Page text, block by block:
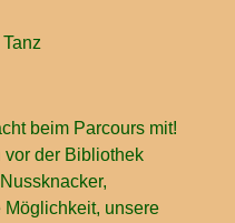
beim Parcours mit!
vor der Bibliothek
unsere